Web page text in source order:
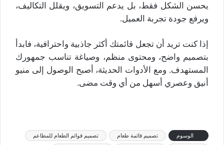
يحسن الشكل فقط، بل يدعم التسويق، ويقلل التكاليف،
ويرفع جودة تجربة العميل.
إذا كنت تريد أن تجعل قائمتك أكثر جاذبية واحترافية، فابدأ
بتصميم واضح، ومحتوى منظم، وصياغة تناسب جمهورك
المستهدف. ومع الأدوات الحديثة، أصبح الوصول إلى منيو
أنيق وعصري أسهل من أي وقت مضى.
الوسوم تصميم قائمة طعام تصميم قوائم الطعام للمطاعم